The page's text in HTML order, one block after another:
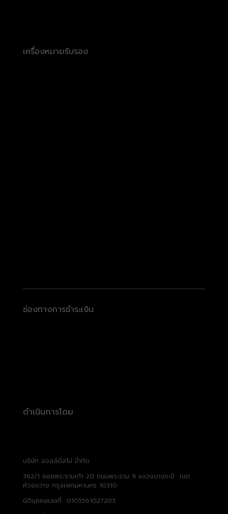
เครื่องหมายรับรอง
ช่องทางการชำระเงิน
ดำเนินการโดย
บริษัท ออลล์ดิสโม่ จำกัด
362/1 ซอยพระรามเก้า 20 ถนนพระราม 9 แขวงบางกะปิ เขต
ห้วยขวาง กรุงเพทมหานคร 10310
นิติบุคคลเลขที่ 0105561027203